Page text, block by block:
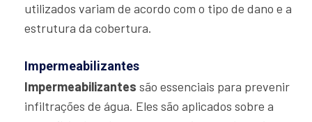
utilizados variam de acordo com o tipo de dano e a
estrutura da cobertura.
Impermeabilizantes
Impermeabilizantes são essenciais para prevenir
infiltrações de água. Eles são aplicados sobre a